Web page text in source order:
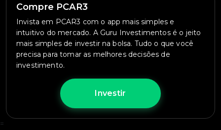
Compre PCAR3
Invista em PCAR3 com o app mais simples e
intuitivo do mercado. A Guru Investimentos é o jeito
mais simples de investir na bolsa. Tudo o que você
precisa para tomar as melhores decisões de
investimento.
Investir
=